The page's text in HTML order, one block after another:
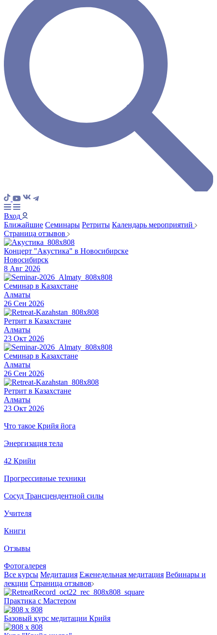
Вход
Ближайшие Семинары Ретриты Календарь мероприятий
Страница отзывов
Концерт "Акустика" в Новосибирске
Новосибирск
8 Авг 2026
Семинар в Казахстане
Алматы
26 Сен 2026
Ретрит в Казахстане
Алматы
23 Окт 2026
Семинар в Казахстане
Алматы
26 Сен 2026
Ретрит в Казахстане
Алматы
23 Окт 2026
Что такое Крийя йога
Энергизация тела
42 Крийи
Прогрессивные техники
Сосуд Трансцендентной силы
Учителя
Книги
Отзывы
Фотогалерея
Все курсы Медитация Еженедельная медитация Вебинары и
лекции Страница отзывов
Практика с Мастером
Базовый курс медитации Крийя